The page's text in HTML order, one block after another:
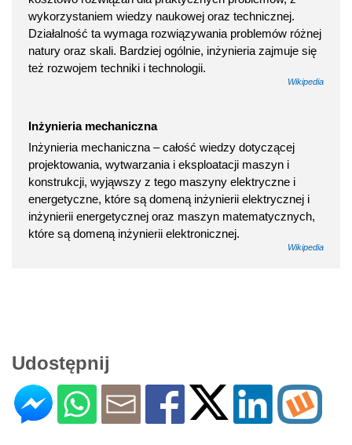
wykorzystaniem wiedzy naukowej oraz technicznej.
Działalność ta wymaga rozwiązywania problemów różnej
natury oraz skali. Bardziej ogólnie, inżynieria zajmuje się
też rozwojem techniki i technologii.
Wikipedia
Inżynieria mechaniczna
Inżynieria mechaniczna – całość wiedzy dotyczącej
projektowania, wytwarzania i eksploatacji maszyn i
konstrukcji, wyjąwszy z tego maszyny elektryczne i
energetyczne, które są domeną inżynierii elektrycznej i
inżynierii energetycznej oraz maszyn matematycznych,
które są domeną inżynierii elektronicznej.
Wikipedia
Udostępnij